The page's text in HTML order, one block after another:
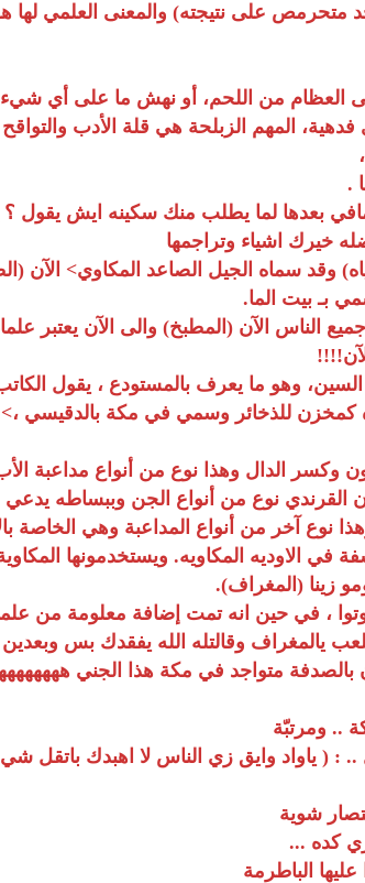
متحرمص على نتيجته) والمعنى العلمي
العظام من اللحم، أو نهش ما على أي
المهم الزبلحة هي قلة الأدب
.
بعدها لما يطلب منك سكينه ايش يقول ؟
خيرك اشياء وتراجمها
وقد سماه الجيل الصاعد المكاوي> الآن
بـ بيت الما.
الناس الآن (المطبخ) والى الآن يعتبر
وهو ما يعرف بالمستودع ، يقول
نوع من أنواع الجن وببساطه يدعي
نوع آخر من أنواع المداعبة وهي الخاصة
في الاوديه المكاويه. ويستخدمونها
زينا (المغراف).
، في حين انه تمت إضافة معلومة من
يالمغراف وقالتله الله يفقدك بس
متواجد في مكة هذا الجني
.. ومرتبّة
: ( ياواد وايق زي الناس لا اهبدك باتقل شي
شوية
كده ...
الباطرمة